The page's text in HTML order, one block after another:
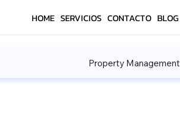
HOME SERVICIOS CONTACTO BLOG
Property Management